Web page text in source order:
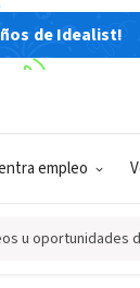
de Idealist!
empleo
u oportunidades
SIN FIN DE
Big